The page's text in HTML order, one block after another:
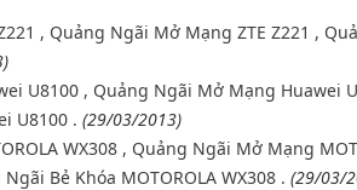
, Quảng Ngãi Mở Mạng ZTE Z221 ,
U8100 , Quảng Ngãi Mở Mạng Huawei
U8100 . (29/03/2013)
WX308 , Quảng Ngãi Mở Mạng
Bẻ Khóa MOTOROLA WX308 . (29/03/